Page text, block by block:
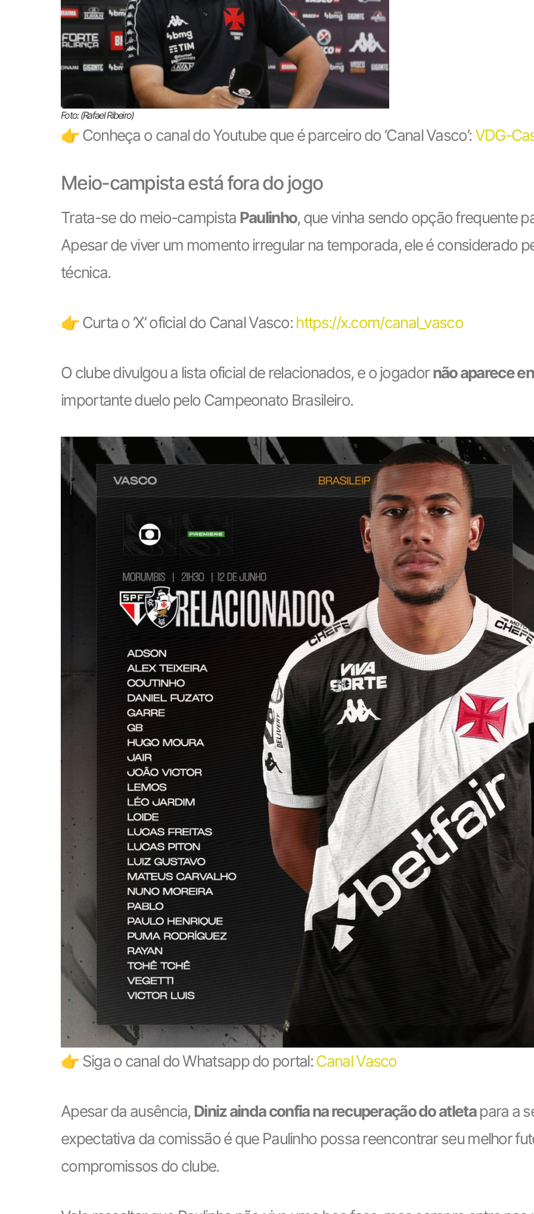
Foto: (Rafael Ribeiro)
👉 Conheça o canal do Youtube que é parceiro do ‘Canal Vasco’:VDG-
Meio-campista está fora do jogo
Trata-se do meio-campista Paulinho, que vinha sendo opção frequente
Apesar de viver um momento irregular na temporada, ele é considerado
técnica.
👉 Curta o ‘X’ oficial do Canal Vasco: https://x.com/canal_vasco
O clube divulgou a lista oficial de relacionados, e o jogadornão aparece
importante duelo pelo Campeonato Brasileiro.
👉 Siga o canal do Whatsapp do portal:Canal Vasco
Apesar da ausência, Diniz ainda confia na recuperação do atletapara a
expectativa da comissão é que Paulinho possa reencontrar seu melhor
compromissos do clube.